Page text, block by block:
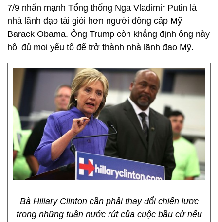
7/9 nhấn mạnh Tổng thống Nga Vladimir Putin là
nhà lãnh đạo tài giỏi hơn người đồng cấp Mỹ
Barack Obama. Ông Trump còn khẳng định ông này
hội đủ mọi yếu tố để trở thành nhà lãnh đạo Mỹ.
Bà Hillary Clinton cần phải thay đổi chiến lược
trong những tuần nước rút của cuộc bầu cử nếu